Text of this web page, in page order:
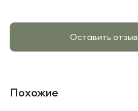
Оставить отзыв
Похожие